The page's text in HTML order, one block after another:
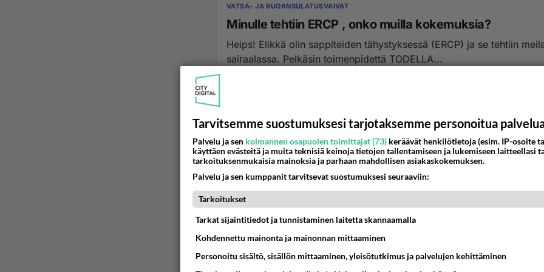
VATSA- JA RUOANSULATUSVAIVAT
Minulle tehtiin ERCP , onko muilla kokemuksia?
Heips! Elikkä olin sappiteiden tähystyksessä (ERCP) ja se tehtiin meilahden
sairaalassa. Pelkäsin toimenpidettä TODELLA...
Tarvitsemme suostumuksesi tarjotaksemme personoitua
Palvelu ja sen kolmannen osapuolen toimittajat (73) keräävät henkilötietoja (esim. IP-osoite
käyttäen evästeitä ja muita teknisiä keinoja tietojen tallentamiseen ja lukemiseen laitteellasi
tarkoituksenmukaisia mainoksia ja parhaan mahdollisen asiakaskokemuksen.
Palvelu ja sen kumppanit tarvitsevat suostumuksesi seuraaviin:
Tarkoitukset
Tarkat sijaintitiedot ja tunnistaminen laitetta skannaamalla
Kohdennettu mainonta ja mainonnan mittaaminen
Personoitu sisältö, sisällön mittaaminen, yleisötutkimus ja palvelujen kehittäminen